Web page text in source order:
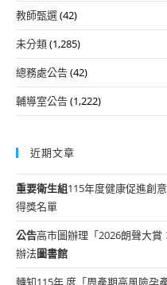
教師甄選(42)
未分類(1,285)
總務處公告(42)
輔導室公告(1,222)
近期文章
重要衛生組115年度健康促進創
得獎名單
公告高市圖辦理「2026朗聲大
辦法圖書館
轉知115年 度「周產期高風險孕